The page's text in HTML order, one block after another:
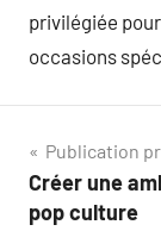
privilégiée
occasions
de
Publication
Créer une
pop culture